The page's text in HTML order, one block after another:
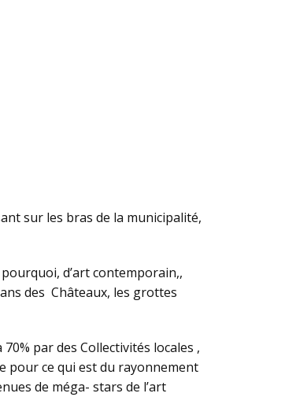
sur les bras de la municipalité,
d’art contemporain,,
des Châteaux, les grottes
par des Collectivités locales ,
pour ce qui est du rayonnement
de méga- stars de l’art